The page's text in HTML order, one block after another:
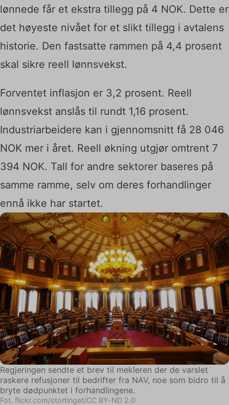
lønnede får et ekstra tillegg på 4 NOK. Dette er
det høyeste nivået for et slikt tillegg i avtalens
historie. Den fastsatte rammen på 4,4 prosent
skal sikre reell lønnsvekst.
Forventet inflasjon er 3,2 prosent. Reell
lønnsvekst anslås til rundt 1,16 prosent.
Industriarbeidere kan i gjennomsnitt få 28 046
NOK mer i året. Reell økning utgjør omtrent 7
394 NOK. Tall for andre sektorer baseres på
samme ramme, selv om deres forhandlinger
ennå ikke har startet.
Regjeringen sendte et brev til mekleren der de varslet
raskere refusjoner til bedrifter fra NAV, noe som bidro til å
bryte dødpunktet i forhandlingene.
Fot. flickr.com/stortinget/CC BY-ND 2.0